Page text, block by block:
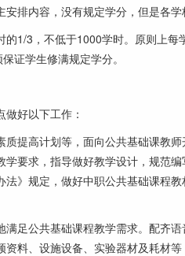
排内容，没有规定学分，但是各学
1/3，不低于1000学时。原则上每
证学生修满规定学分。
好以下工作：
提高计划等，面向公共基础课教师
要求，指导做好教学设计，规范
》规定，做好中职公共基础课程
足公共基础课程教学需求。配齐语
料、设施设备、实验器材及耗材